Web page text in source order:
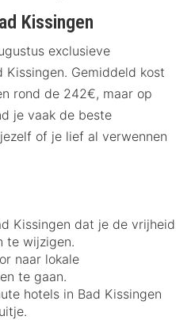
Kissingen
exclusieve
Kissingen. Gemiddeld kost
rond de 242€, maar op
je vaak de beste
of je lief al verwennen
Kissingen dat je de vrijheid
te wijzigen.
naar lokale
te gaan.
hotels in Bad Kissingen